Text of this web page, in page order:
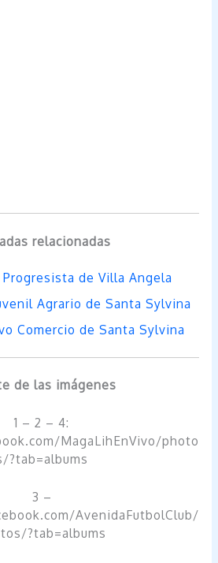
relacionadas
Progresista de Villa Angela
Agrario de Santa Sylvina
Comercio de Santa Sylvina
de las imágenes
1 – 2 – 4:
MagaLihEnVivo/photo
?tab=albums
3 –
AvenidaFutbolClub/
?tab=albums